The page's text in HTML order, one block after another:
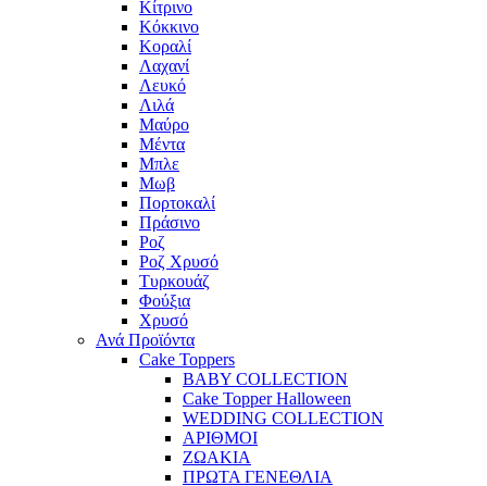
Κίτρινο
Κόκκινο
Κοραλί
Λαχανί
Λευκό
Λιλά
Μαύρο
Μέντα
Μπλε
Μωβ
Πορτοκαλί
Πράσινο
Ροζ
Ροζ Χρυσό
Τυρκουάζ
Φούξια
Χρυσό
Ανά Προϊόντα
Cake Toppers
BABY COLLECTION
Cake Topper Halloween
WEDDING COLLECTION
ΑΡΙΘΜΟΙ
ΖΩΑΚΙΑ
ΠΡΩΤΑ ΓΕΝΕΘΛΙΑ